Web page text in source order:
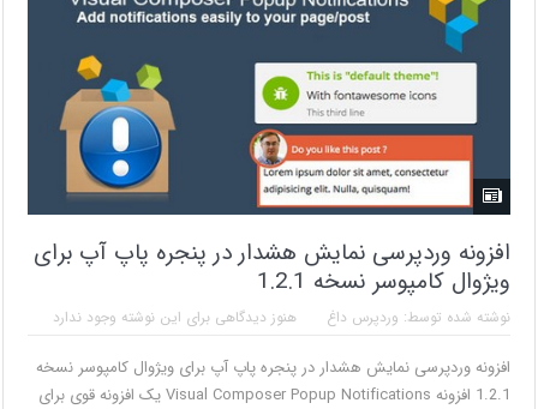
افزونه وردپرسی نمایش هشدار در پنجره پاپ آپ برای
ویژوال کامپوسر نسخه 1.2.1
نوشته شده توسط: وردپرس داغ هنوز دیدگاهی برای این نوشته وجود ندارد
افزونه وردپرسی نمایش هشدار در پنجره پاپ آپ برای ویژوال کامپوسر نسخه
1.2.1 افزونه Visual Composer Popup Notifications یک افزونه قوی برای